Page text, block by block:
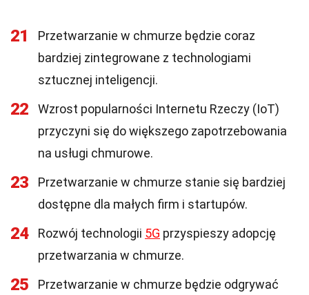
21
Przetwarzanie w chmurze będzie coraz
bardziej zintegrowane z technologiami
sztucznej inteligencji.
22
Wzrost popularności Internetu Rzeczy (IoT)
przyczyni się do większego zapotrzebowania
na usługi chmurowe.
23
Przetwarzanie w chmurze stanie się bardziej
dostępne dla małych firm i startupów.
24 Rozwój technologii 5G przyspieszy adopcję
przetwarzania w chmurze.
25
Przetwarzanie w chmurze będzie odgrywać